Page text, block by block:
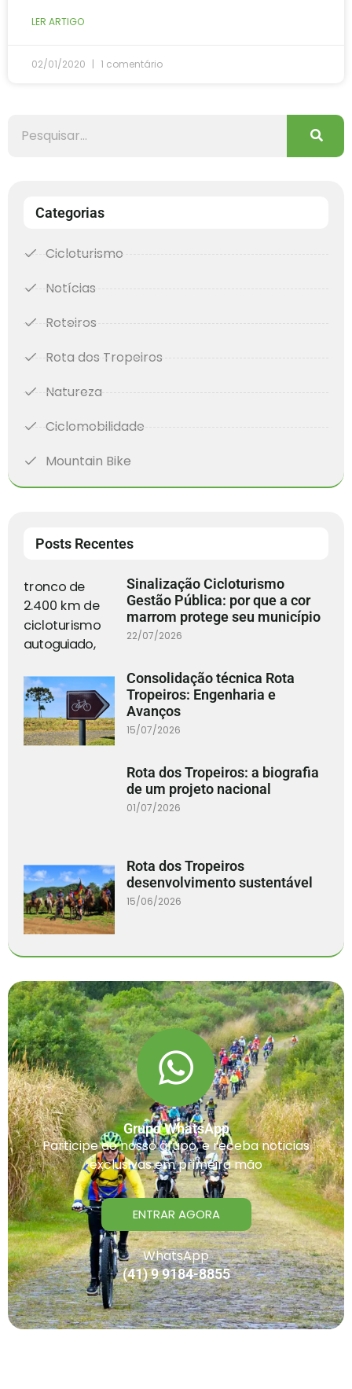
LER ARTIGO
02/01/2020 1 comentário
Categorias
Cicloturismo
Notícias
Roteiros
Rota dos Tropeiros
Natureza
Ciclomobilidade
Mountain Bike
Posts Recentes
Sinalização Cicloturismo
Gestão Pública: por que a cor
marrom protege seu município
22/07/2026
Consolidação técnica Rota
Tropeiros: Engenharia e
Avanços
15/07/2026
Rota dos Tropeiros: a biografia
de um projeto nacional
01/07/2026
Rota dos Tropeiros
desenvolvimento sustentável
15/06/2026
Grupo WhatsApp
Participe do nosso grupo, e receba noticias
exclusivas em primeira mão
ENTRAR AGORA
WhatsApp
(41) 9 9184-8855